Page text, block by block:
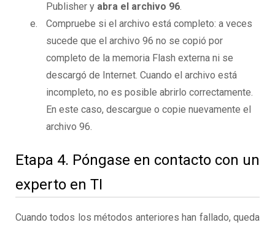
Publisher y abra el archivo 96.
Compruebe si el archivo está completo: a veces
sucede que el archivo 96 no se copió por
completo de la memoria Flash externa ni se
descargó de Internet. Cuando el archivo está
incompleto, no es posible abrirlo correctamente.
En este caso, descargue o copie nuevamente el
archivo 96.
Etapa 4. Póngase en contacto con un
experto en TI
Cuando todos los métodos anteriores han fallado, queda